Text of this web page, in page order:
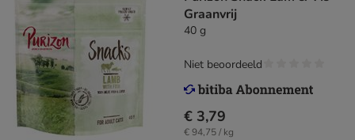
Graanvrij
40 g
€ 3,79
€ 94,75 / kg
Niet beoordeeld